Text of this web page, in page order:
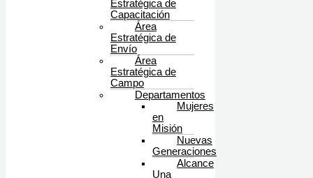
Estratégica de
Capacitación
Área
Estratégica de
Envío
Área
Estratégica de
Campo
Departamentos
Mujeres
en
Misión
Nuevas
Generaciones
Alcance
Una